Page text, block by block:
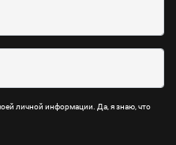
личной информации. Да, я знаю, что